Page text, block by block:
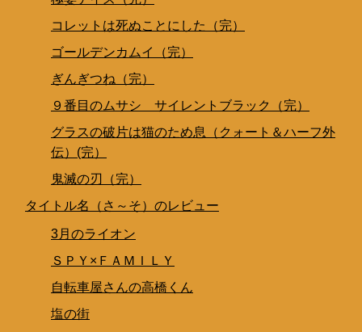
コレットは死ぬことにした（完）
ゴールデンカムイ（完）
ぎんぎつね（完）
９番目のムサシ サイレントブラック（完）
グラスの破片は猫のため息（クォート＆ハーフ外
伝）(完）
鬼滅の刃（完）
タイトル名（さ～そ）のレビュー
3月のライオン
ＳＰＹ×ＦＡＭＩＬＹ
自転車屋さんの高橋くん
塩の街